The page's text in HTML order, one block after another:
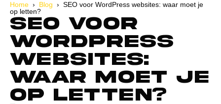
Home › Blog › SEO voor WordPress websites: waar moet je
op letten?
SEO voor
WordPress
websites:
waar moet je
op letten?